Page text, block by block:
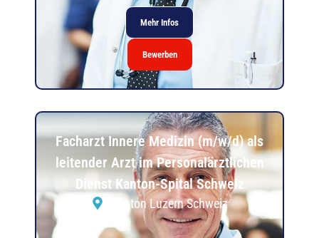
Mehr Infos
Bewerben
Facharzt Innere Medizin (m/w/d) als
leitender Arzt im Personalärztlichen
Dienst Kanton-Spital Schweiz
Kanton Luzern Schweiz